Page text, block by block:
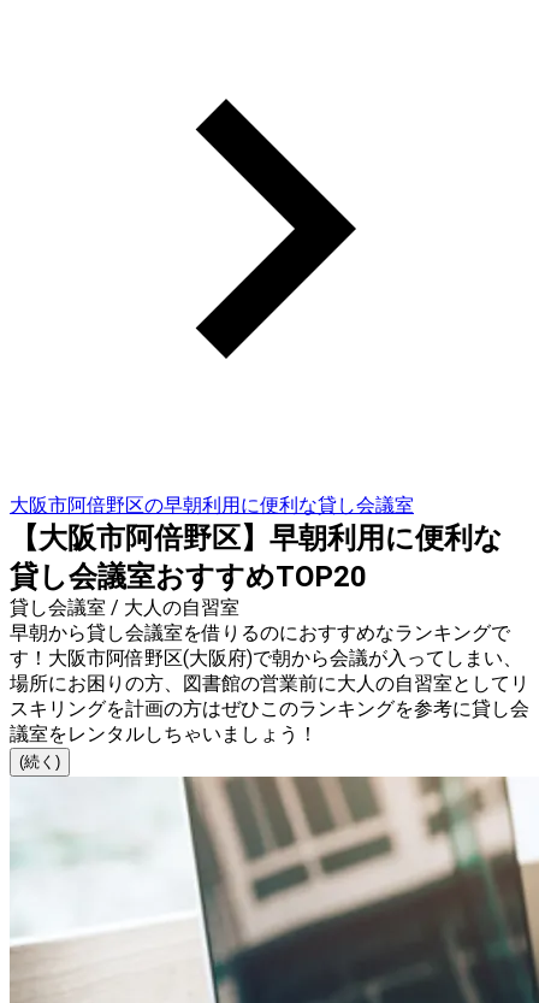
大阪市阿倍野区の早朝利用に便利な貸し会議室
【大阪市阿倍野区】早朝利用に便利な
貸し会議室おすすめTOP20
貸し会議室 / 大人の自習室
早朝から貸し会議室を借りるのにおすすめなランキングで
す！大阪市阿倍野区(大阪府)で朝から会議が入ってしまい、
場所にお困りの方、図書館の営業前に大人の自習室としてリ
スキリングを計画の方はぜひこのランキングを参考に貸し会
議室をレンタルしちゃいましょう！
(続く)